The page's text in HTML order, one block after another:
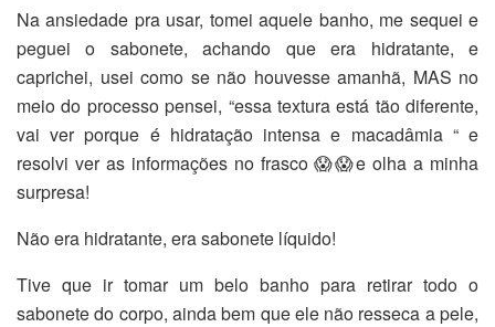
Na ansiedade pra usar, tomei aquele banho, me sequei e
peguei o sabonete, achando que era hidratante, e
caprichei, usei como se não houvesse amanhã, MAS no
meio do processo pensei, “essa textura está tão diferente,
vai ver porque é hidratação intensa e macadâmia “ e
resolvi ver as informações no frasco 😱😱e olha a minha
surpresa!
Não era hidratante, era sabonete líquido!
Tive que ir tomar um belo banho para retirar todo o
sabonete do corpo, ainda bem que ele não resseca a pele,